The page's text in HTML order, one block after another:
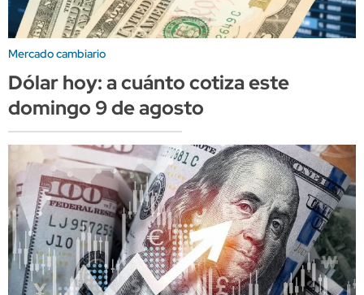
Mercado cambiario
Dólar hoy: a cuánto cotiza este
domingo 9 de agosto